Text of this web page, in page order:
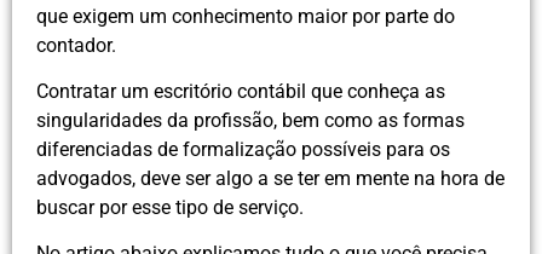
que exigem um conhecimento maior por parte do
contador.
Contratar um escritório contábil que conheça as
singularidades da profissão, bem como as formas
diferenciadas de formalização possíveis para os
advogados, deve ser algo a se ter em mente na hora de
buscar por esse tipo de serviço.